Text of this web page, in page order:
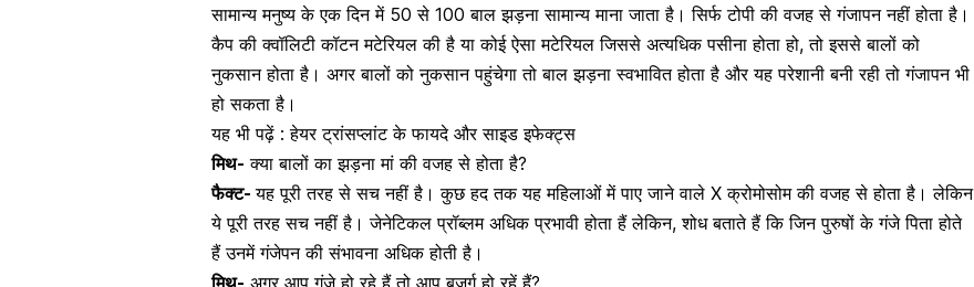
सामान्य मनुष्य के एक दिन में 50 से 100 बाल झड़ना सामान्य माना जाता है। सिर्फ टोपी की वजह से गंजापन नहीं होता है।
कैप की क्वॉलिटीकॉटनमटेरियल की है या कोई ऐसा मटेरियल जिससे अत्यधिक पसीना होता हो, तो इससे बालों को
नुकसान होता है। अगरबालों को नुकसान पहुंचेगा तो बाल झड़ना स्वभावित होता है और यह परेशानी बनी रही तो गंजापन भी
हो सकता है।
यह भी पढ़ें :हेयर ट्रांसप्लांट के फायदे और साइड इफेक्ट्स
मिथ- क्याबालों का झड़ना मां की वजह से होता है?
फैक्ट-यह पूरी तरह से सच नहीं है। कुछ हद तक यह महिलाओं में पाए जाने वाले X क्रोमोसोम की वजह से होता है। लेकिन
ये पूरी तरह सच नहीं है। जेनेटिकल प्रॉब्लम अधिक प्रभावी होता हैं लेकिन, शोध बताते हैं कि जिन पुरुषों के गंजे पिता होते
हैं उनमें गंजेपन की संभावना अधिक होती है।